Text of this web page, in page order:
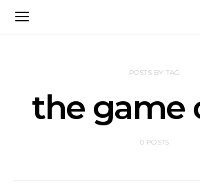
POSTS BY TAG
the game
0 POSTS